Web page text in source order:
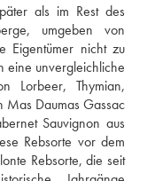
als im Rest des
umgeben von
Eigentümer nicht zu
eine unvergleichliche
Lorbeer, Thymian,
Mas Daumas Gassac
Sauvignon aus
Rebsorte vor dem
Rebsorte, die seit